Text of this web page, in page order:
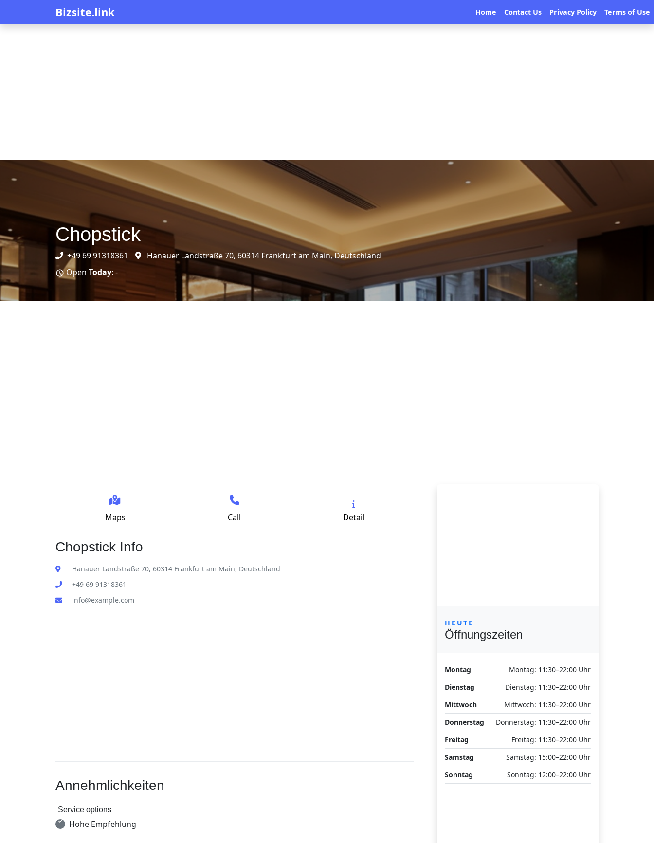
Bizsite.link Home Contact Us Privacy Policy Terms of Use
Chopstick
+49 69 91318361
Hanauer Landstraße 70, 60314 Frankfurt am Main, Deutschland
Open Today: -
Maps Call Detail
Chopstick Info
Hanauer Landstraße 70, 60314 Frankfurt am Main, Deutschland
+49 69 91318361
info@example.com
Annehmlichkeiten
Service options
Hohe Empfehlung
HEUTE
Öffnungszeiten
Montag
Montag: 11:30–22:00 Uhr
Dienstag
Dienstag: 11:30–22:00 Uhr
Mittwoch
Mittwoch: 11:30–22:00 Uhr
Donnerstag
Donnerstag: 11:30–22:00 Uhr
Freitag
Freitag: 11:30–22:00 Uhr
Samstag
Samstag: 15:00–22:00 Uhr
Sonntag
Sonntag: 12:00–22:00 Uhr